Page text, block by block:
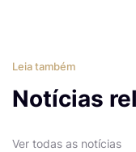
Leia também
Notícias
Ver todas as notícias